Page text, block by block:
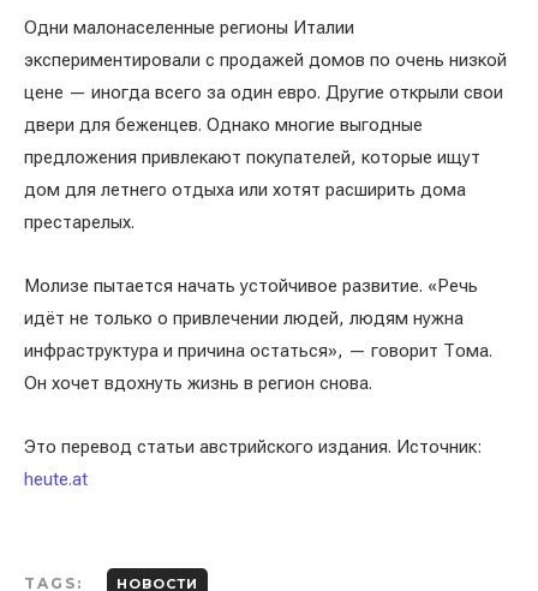
Одни малонаселенные регионы Италии
экспериментировали с продажей домов по очень низкой
цене — иногда всего за один евро. Другие открыли свои
двери для беженцев. Однако многие выгодные
предложения привлекают покупателей, которые ищут
дом для летнего отдыха или хотят расширить дома
престарелых.
Молизе пытается начать устойчивое развитие. «Речь
идёт не только о привлечении людей, людям нужна
инфраструктура и причина остаться», — говорит Тома.
Он хочет вдохнуть жизнь в регион снова.
Это перевод статьи австрийского издания. Источник:
heute.at
TAGS: НОВОСТИ